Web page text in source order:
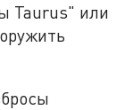
Taurus" или